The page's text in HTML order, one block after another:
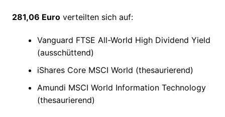
281,06 Euroverteilten sich auf:
Vanguard FTSE All-World High Dividend Yield
(ausschüttend)
iShares Core MSCI World (thesaurierend)
Amundi MSCI World Information Technology
(thesaurierend)